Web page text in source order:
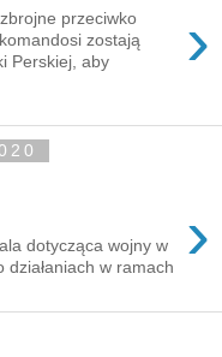
›
przeciwko
zostają
Perskiej, aby
›
dotycząca wojny w
w ramach